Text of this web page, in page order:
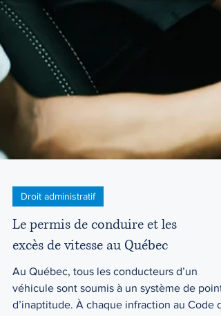
Droit administratif
excès de vitesse au Québec
Au Québec, tous les conducteurs d’un